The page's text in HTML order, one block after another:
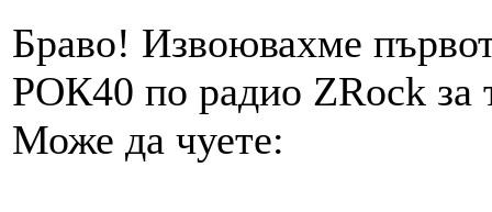
Браво! Извоювахме
РОК40 по радио ZRock за
Може да чуете: